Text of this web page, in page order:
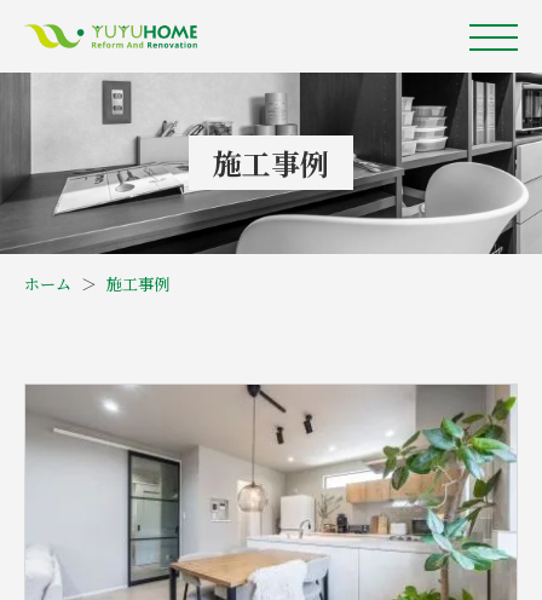
施工事例
ホーム ＞ 施工事例